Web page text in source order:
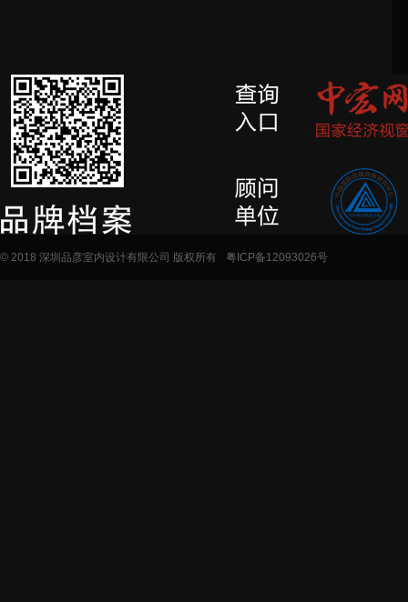
© 2018 深圳品彦室内设计有限公司 版权所有 粤ICP备12093026号